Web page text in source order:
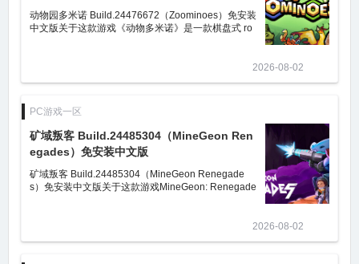
动物园多米诺 Build.24476672（Zoominoes）免安装
中文版关于这款游戏《动物多米诺》是一款棋盘式 ro
2026-08-02
PC游戏一区
矿域叛客 Build.24485304（MineGeon Ren
egades）免安装中文版
矿域叛客 Build.24485304（MineGeon Renegade
s）免安装中文版关于这款游戏MineGeon: Renegade
2026-08-02